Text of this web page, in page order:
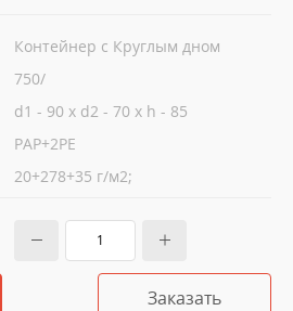
Контейнер с Круглым дном
750/
d1 - 90 x d2 - 70 x h - 85
PAP+2PE
20+278+35 г/м2;
Заказать